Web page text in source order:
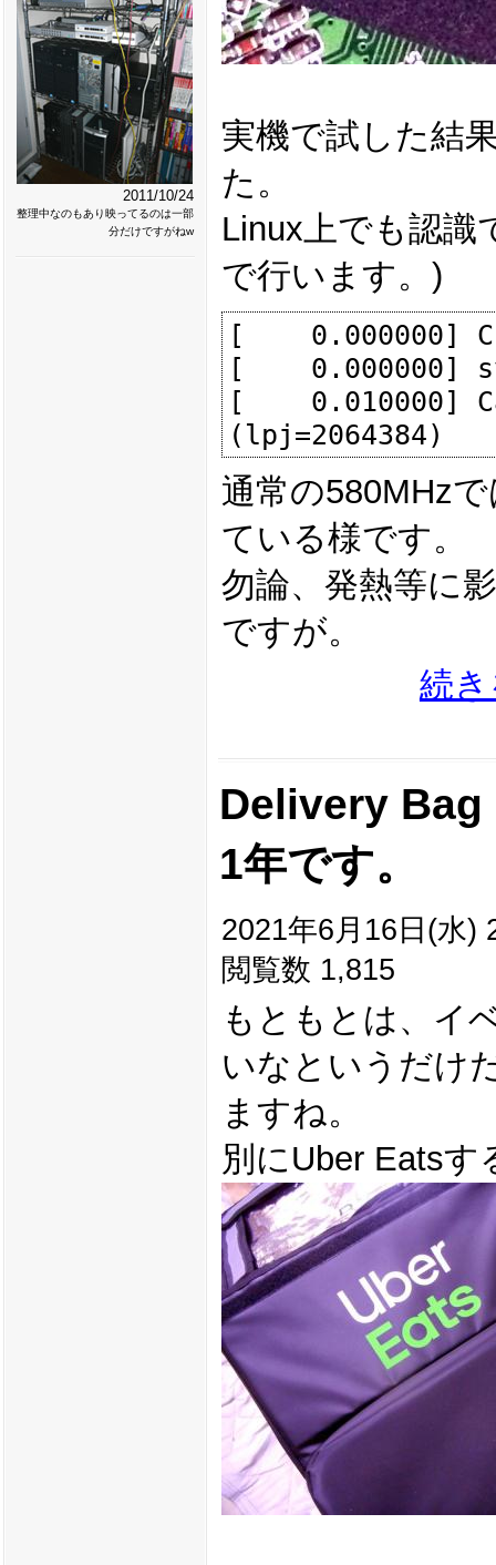
2011/10/24
整理中なのもあり映ってるのは一部
分だけですがねw
実機で試した結
た。
Linux上でも認識
で行います。)
[    0.000000]
[    0.000000]
[    0.010000]
通常の580MHz
ている様です。
勿論、発熱等に
ですが。
続
Delivery Bag
1年です。
2021年6月16日(水)
閲覧数 1,815
もともとは、イ
いなというだけ
ますね。
別にUber Eats